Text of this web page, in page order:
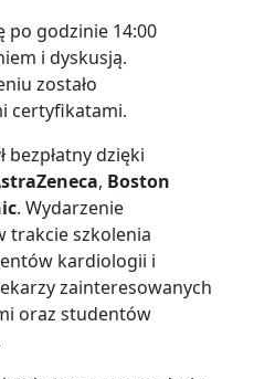
po godzinie 14:00
i dyskusją.
zostało
certyfikatami.
bezpłatny dzięki
, Boston
. Wydarzenie
trakcie szkolenia
kardiologii i
zainteresowanych
oraz studentów